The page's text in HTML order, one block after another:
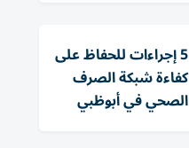
5 إجراءات للحفاظ على
كفاءة شبكة الصرف
الصحي في أبوظبي